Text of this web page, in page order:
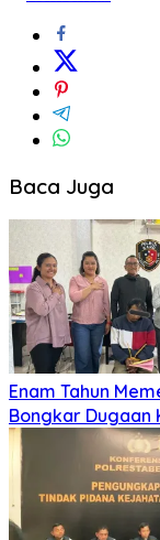
Baca Juga
Enam Tahun
Bongkar Dugaan